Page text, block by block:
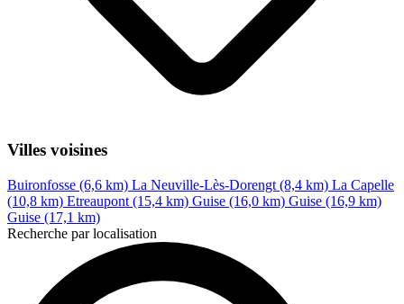
Villes voisines
Buironfosse (6,6 km) La Neuville-Lès-Dorengt (8,4 km) La Capelle
(10,8 km) Etreaupont (15,4 km) Guise (16,0 km) Guise (16,9 km)
Guise (17,1 km)
Recherche par localisation